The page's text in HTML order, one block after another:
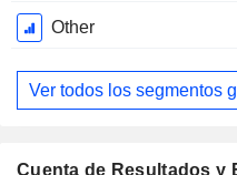
Other
Ver todos los segmentos
Cuenta de Resultados y